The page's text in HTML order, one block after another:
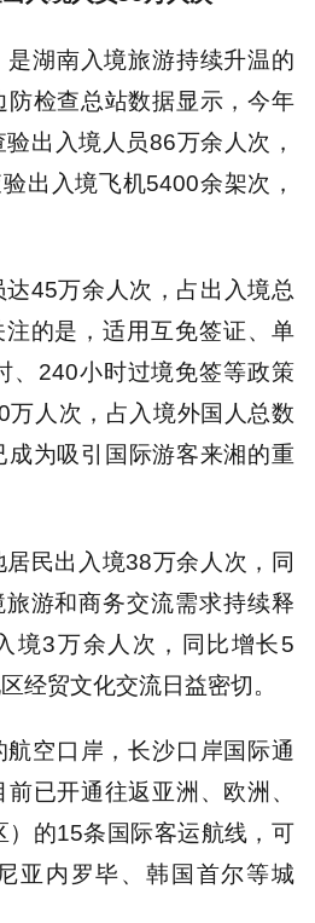
湖南入境旅游持续升温的
检查总站数据显示，今年
验出入境人员86万余人次，
出入境飞机5400余架次，
45万余人次，占出入境总
注的是，适用互免签证、单
、240小时过境免签等政策
万人次，占入境外国人总数
为吸引国际游客来湘的重
民出入境38万余人次，同
游和商务交流需求持续释
境3万余人次，同比增长5
经贸文化交流日益密切。
空口岸，长沙口岸国际通
已开通往返亚洲、欧洲、
的15条国际客运航线，可
亚内罗毕、韩国首尔等城